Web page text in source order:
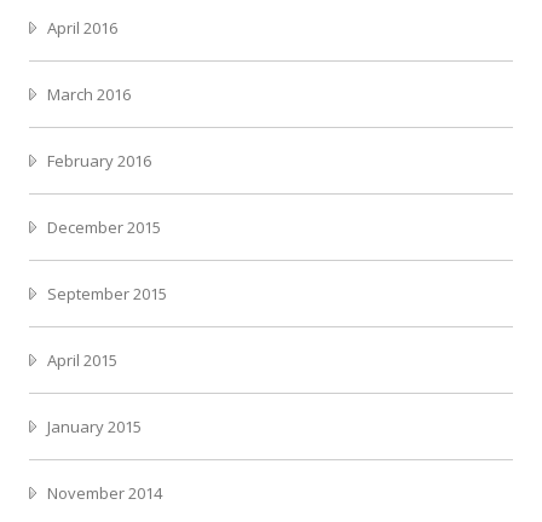
April 2016
March 2016
February 2016
December 2015
September 2015
April 2015
January 2015
November 2014